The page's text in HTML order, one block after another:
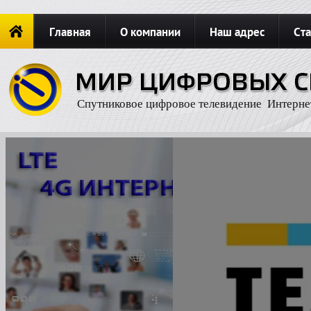
Главная О компании Наш адрес
Новости Карта сайта
Спутниковое цифровое телевидение